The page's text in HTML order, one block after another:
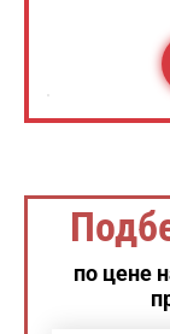
по цене